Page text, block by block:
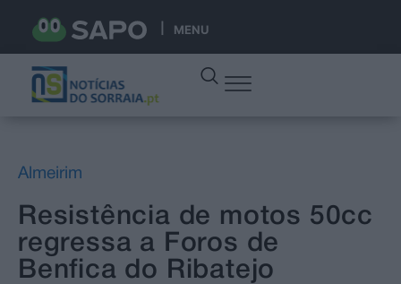
MENU
Almeirim
Resistência de motos 50cc
regressa a Foros de
Benfica do Ribatejo